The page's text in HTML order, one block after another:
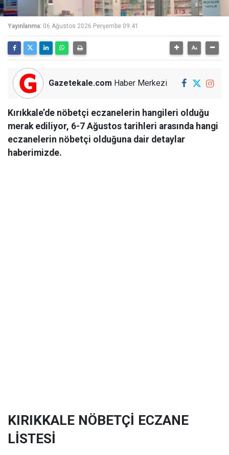
Yayınlanma: 06 Ağustos 2026 Perşembe 09:41
Gazetekale.com Haber Merkezi
Kırıkkale’de nöbetçi eczanelerin hangileri olduğu
merak ediliyor, 6-7 Ağustos tarihleri arasında hangi
eczanelerin nöbetçi olduğuna dair detaylar
haberimizde.
KIRIKKALE NÖBETÇİ ECZANE
LİSTESİ